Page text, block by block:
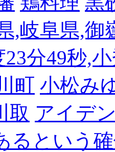
,岐阜県,御
23分49秒,
町 小松み
取 アイデ
るという